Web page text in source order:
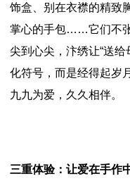
饰盒、别在衣襟的精致
掌心的手包……它们不
尖到心尖，汴绣让“送
化符号，而是经得起岁
九九为爱，久久相伴。
三重体验：让爱在手作